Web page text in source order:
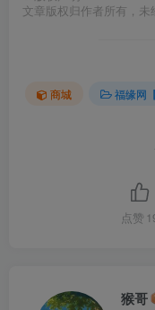
文章版权归作者所有，未
商城 福缘网
点赞
猴哥